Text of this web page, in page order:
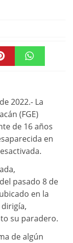
2022.- La
(FGE)
de 16 años
en
pasado 8 de
en la
su paradero.
de algún